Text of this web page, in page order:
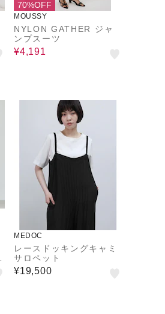
70%OFF
MOUSSY
NYLON GATHER ジャ
ンプスーツ
¥4,191
MEDOC
レースドッキングキャミ
サロペット
¥19,500